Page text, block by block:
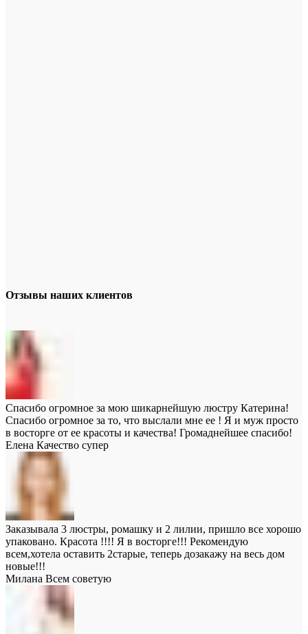
Отзывы наших клиентов
Спасибо огромное за мою шикарнейшую люстру Катерина!
Спасибо огромное за то, что выслали мне ее ! Я и муж просто
в восторге от ее красоты и качества! Громаднейшее спасибо!
Елена Качество супер
Заказывала 3 люстры, ромашку и 2 лилии, пришло все хорошо
упаковано. Красота !!!! Я в восторге!!! Рекомендую
всем,хотела оставить 2старые, теперь дозакажу на весь дом
новые!!!
Милана Всем советую